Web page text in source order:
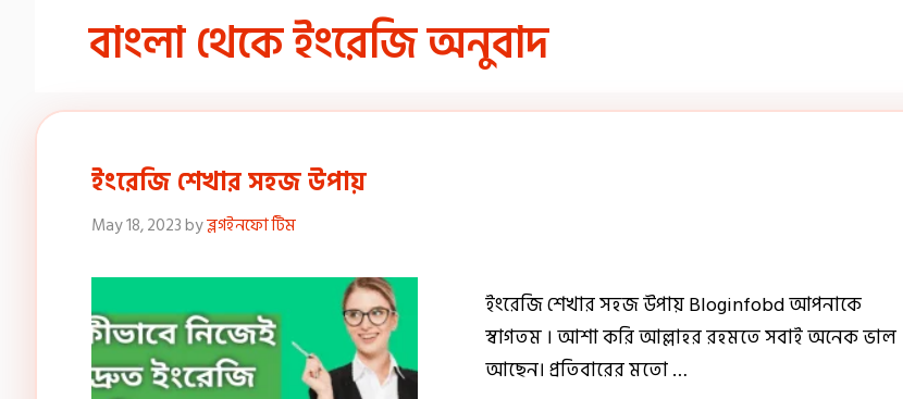
বাংলা থেকে ইংরেজি অনুবাদ
ইংরেজি শেখার সহজ উপায়
May 18, 2023byব্লগইনফো টিম
ইংরেজি শেখার সহজ উপায় Bloginfobd আপনাকে
স্বাগতম । আশা করি আল্লাহর রহমতে সবাই অনেক ভাল
আছেন। প্রতিবারের মতো …